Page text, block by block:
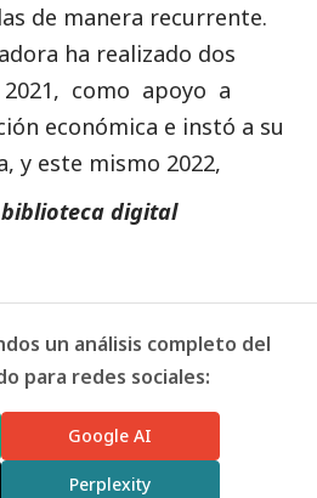
de manera recurrente.
ha realizado dos
como apoyo a
económica e instó a su
y este mismo 2022,
digital
un análisis completo del
para redes sociales:
Google AI
Perplexity